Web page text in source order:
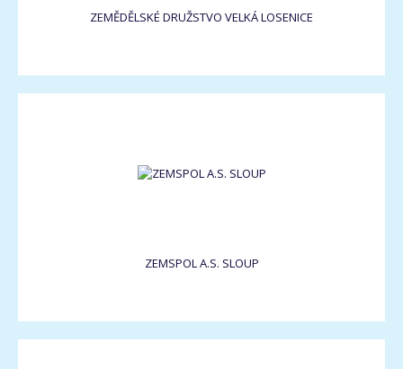
ZEMĚDĚLSKÉ DRUŽSTVO VELKÁ LOSENICE
ZEMSPOL A.S. SLOUP